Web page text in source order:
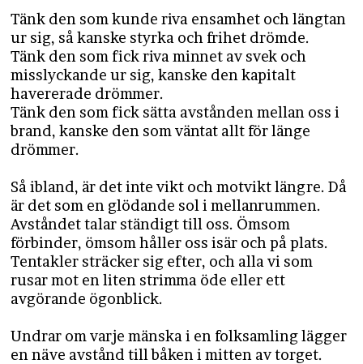
Tänk den som kunde riva ensamhet och längtan
ur sig, så kanske styrka och frihet drömde.
Tänk den som fick riva minnet av svek och
misslyckande ur sig, kanske den kapitalt
havererade drömmer.
Tänk den som fick sätta avstånden mellan oss i
brand, kanske den som väntat allt för länge
drömmer.
Så ibland, är det inte vikt och motvikt längre. Då
är det som en glödande sol i mellanrummen.
Avståndet talar ständigt till oss. Ömsom
förbinder, ömsom håller oss isär och på plats.
Tentakler sträcker sig efter, och alla vi som
rusar mot en liten strimma öde eller ett
avgörande ögonblick.
Undrar om varje mänska i en folksamling lägger
en näve avstånd till båken i mitten av torget.